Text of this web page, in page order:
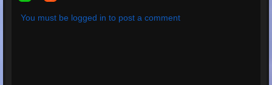
You must be logged in to post a comment